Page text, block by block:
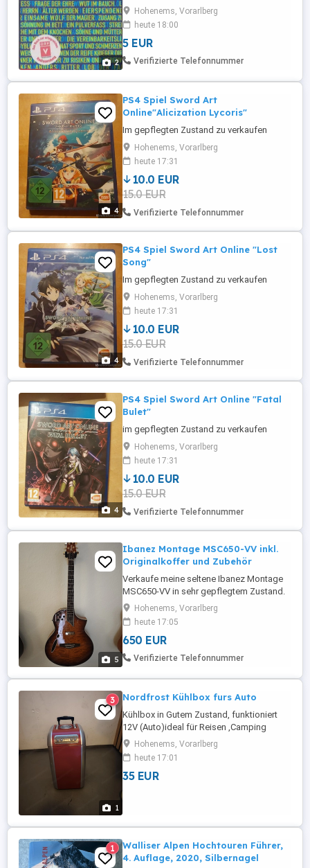
2
CDs und DVDs ab einem Bestellwert von
EUR 40,-- sind versandkostenfrei....! NUR
in Österreich...! Informieren Sie sich auf
"Mehr von diesem Anbieter", Danke...! (Es
könnte was für Dich dabei sein...!) Habe
Hohenems, Vorarlberg
heute 18:00
5 EUR
Verifizierte Telefonnummer
4
PS4 Spiel Sword Art
Online"Alicization Lycoris"
Im gepflegten Zustand zu verkaufen
Hohenems, Vorarlberg
heute 17:31
10.0 EUR
15.0 EUR
Verifizierte Telefonnummer
4
PS4 Spiel Sword Art Online "Lost
Song"
Im gepflegten Zustand zu verkaufen
Hohenems, Vorarlberg
heute 17:31
10.0 EUR
15.0 EUR
Verifizierte Telefonnummer
4
PS4 Spiel Sword Art Online "Fatal
Bulet"
im gepflegten Zustand zu verkaufen
Hohenems, Vorarlberg
heute 17:31
10.0 EUR
15.0 EUR
Verifizierte Telefonnummer
5
Ibanez Montage MSC650-VV inkl.
Originalkoffer und Zubehör
Verkaufe meine seltene Ibanez Montage
MSC650-VV in sehr gepflegtem Zustand.
Schöne Vintage-Violin-Optik, goldene
Hardware und die charakteristische
Montage-Elektronik mit verschiedenen
Soundmöglichkeiten. Fast wie
Neuzustand, keine Kratzer oder
pfleglich behandelt ...
Hohenems, Vorarlberg
heute 17:05
650 EUR
Verifizierte Telefonnummer
1
3 Nordfrost Kühlbox furs Auto
Kühlbox in Gutem Zustand, funktioniert
12V (Auto)ideal für Reisen ,Camping
Hohenems, Vorarlberg
heute 17:01
35 EUR
1
Walliser Alpen Hochtouren Führer,
4. Auflage, 2020, Silbernagel